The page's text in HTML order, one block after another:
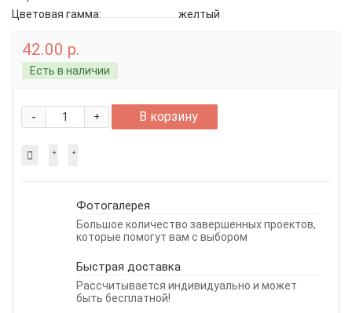
Цветовая гамма:
желтый
42.00 р.
Есть в наличии
+
- В корзину
Фотогалерея
Большое количество завершенных проектов,
которые помогут вам с выбором
Быстрая доставка
Рассчитывается индивидуально и может
быть бесплатной!